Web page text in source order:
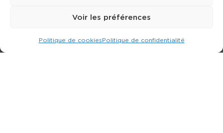
Voir les préférences
Politique de cookiesPolitique de confidentialité